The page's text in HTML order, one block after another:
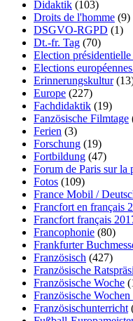
Didaktik (103)
Droits de l'homme (9)
DSGVO-RGPD (1)
Dt.-fr. Tag (70)
Election
Elections
Erinnerungskultur
Europe (227)
Fachdidaktik (19)
Fanzösische Filmtage
Ferien (3)
Forschung (19)
Fortbildung (47)
Forum de Paris sur la
Fotos (109)
France Mobil /
Francfort en français
Francfort français
Francophonie (80)
Frankfurter
Französisch (427)
Französische
Französische Woche
Französische
Französischunterricht